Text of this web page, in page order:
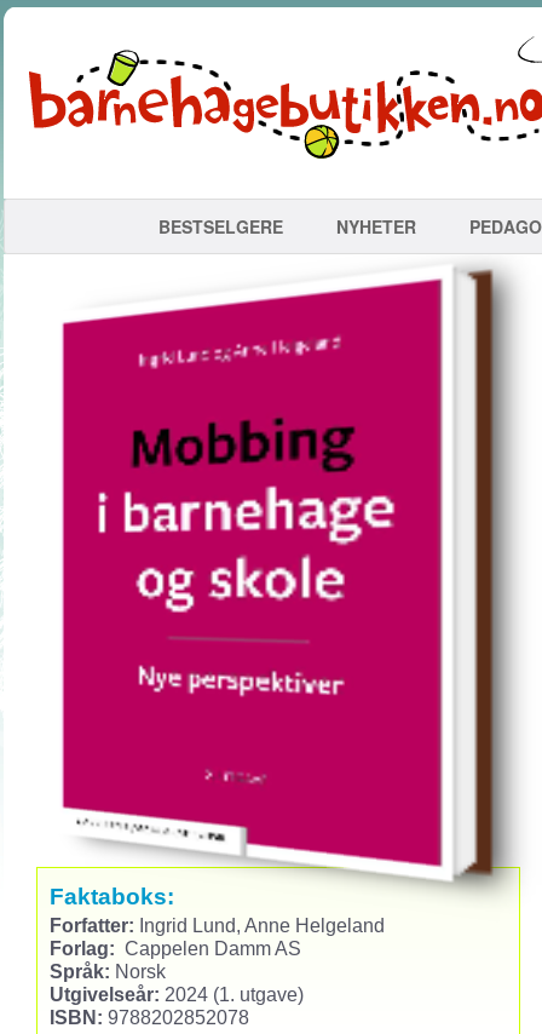
BESTSELGERE NYHETER
Faktaboks:
Forfatter: Ingrid Lund, Anne Helgeland
Forlag: Cappelen Damm AS
Språk: Norsk
Utgivelseår: 2024 (1. utgave)
ISBN: 9788202852078